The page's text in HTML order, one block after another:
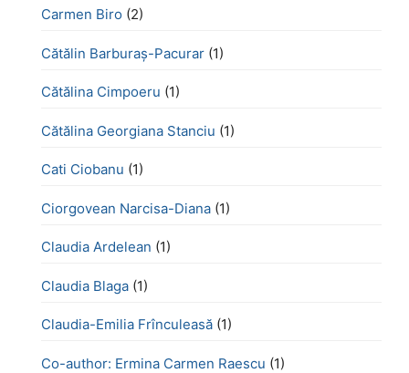
Carmen Biro (2)
Cătălin Barburaș-Pacurar (1)
Cătălina Cimpoeru (1)
Cătălina Georgiana Stanciu (1)
Cati Ciobanu (1)
Ciorgovean Narcisa-Diana (1)
Claudia Ardelean (1)
Claudia Blaga (1)
Claudia-Emilia Frînculeasă (1)
Co-author: Ermina Carmen Raescu (1)